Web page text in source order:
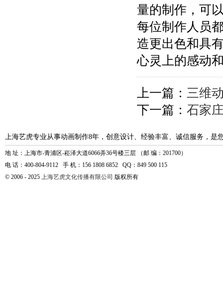
量的制作，可
每位制作人员
造更出色和具
心灵上的感动
上一篇： 三维
下一篇： 石家
上海艺虎专业从事动画制作8年，创意设计、经验丰富、诚信服务，是
地 址：上海市-青浦区-崧泽大道6066弄36号楼三层 （邮 编：201700）
电 话：400-804-9112 手 机：156 1808 6852 QQ：849 500 115
© 2006 - 2025 上海艺虎文化传播有限公司 版权所有